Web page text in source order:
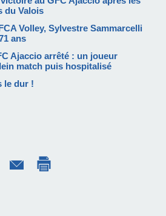
du Valois
Volley, Sylvestre Sammarcelli
ans
Ajaccio arrêté : un joueur
match puis hospitalisé
le dur !